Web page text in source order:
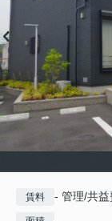
賃料 - 管理/共益